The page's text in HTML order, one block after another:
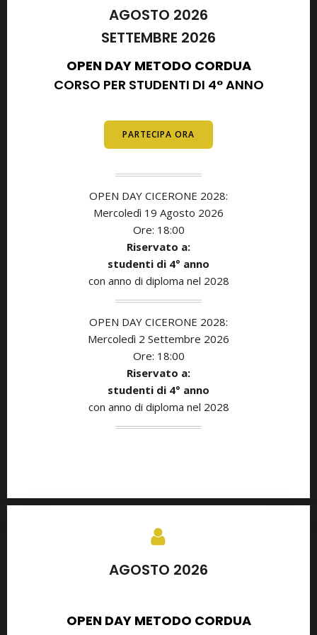
AGOSTO 2026
SETTEMBRE 2026
OPEN DAY METODO CORDUA
CORSO PER STUDENTI DI 4° ANNO
PARTECIPA ORA
OPEN DAY CICERONE 2028:
Mercoledì 19 Agosto 2026
Ore: 18:00
Riservato a:
studenti di 4° anno
con anno di diploma nel 2028
OPEN DAY CICERONE 2028:
Mercoledì 2 Settembre 2026
Ore: 18:00
Riservato a:
studenti di 4° anno
con anno di diploma nel 2028
AGOSTO 2026
OPEN DAY METODO CORDUA